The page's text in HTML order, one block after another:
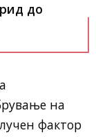
до
на
фактор